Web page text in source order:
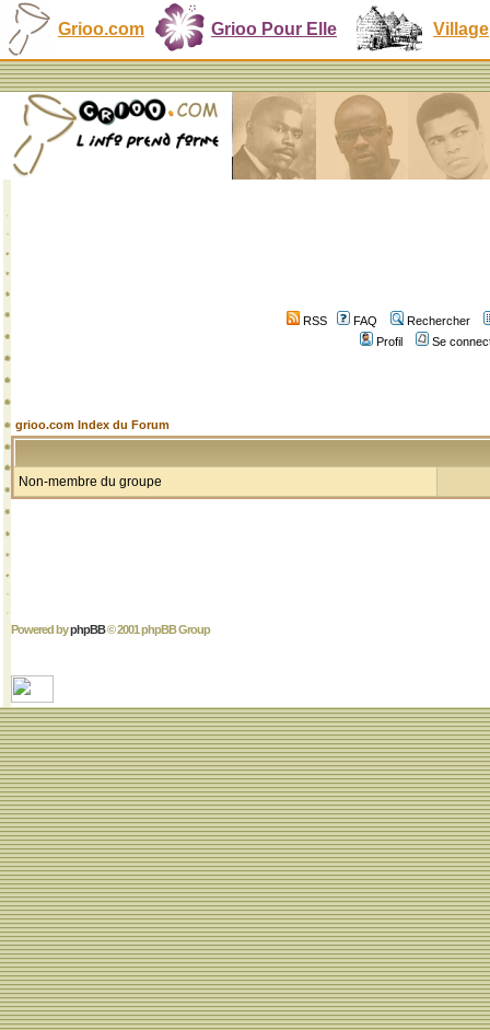
Grioo.com Grioo Pour Elle Village
RSS FAQ
Rechercher
Profil
Se
grioo.com Index du Forum
Non-membre du groupe
Powered byphpBB© 2001 phpBB Group